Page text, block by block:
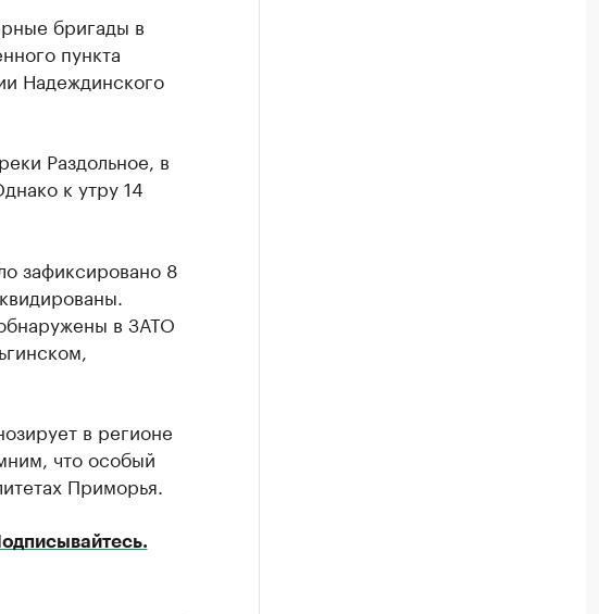
бригады в
пункта
Надеждинского
Раздольное, в
к утру 14
зафиксировано 8
в ЗАТО
в регионе
что особый
Приморья.